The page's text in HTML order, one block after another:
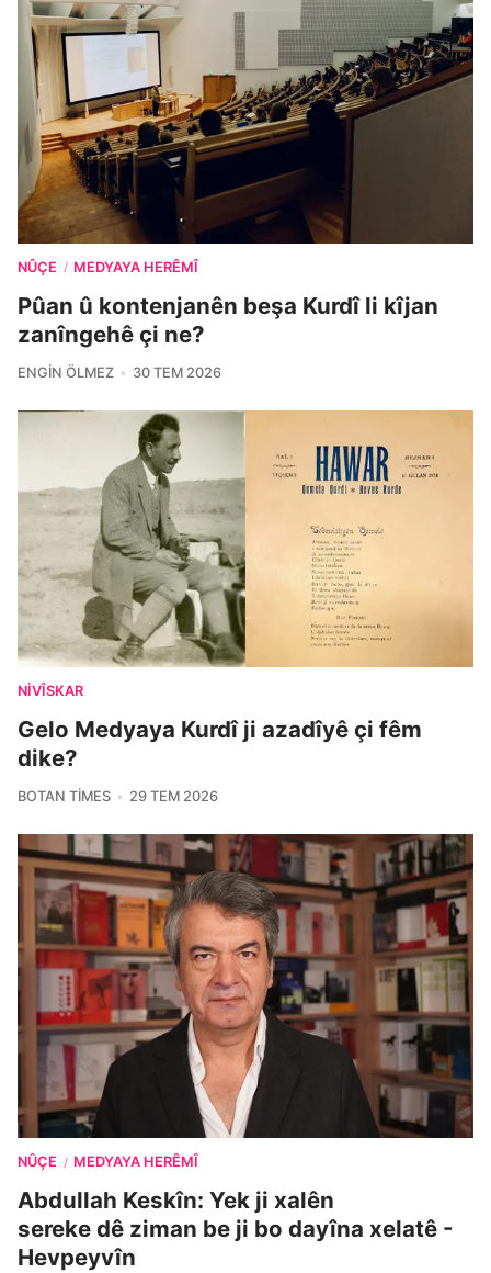
NÛÇE / MEDYAYA HERÊMÎ
Pûan û kontenjanên beşa Kurdî li kîjan
zanîngehê çi ne?
ENGIN ÖLMEZ 30 TEM 2026
NIVÎSKAR
Gelo Medyaya Kurdî ji azadîyê çi fêm
dike?
BOTAN TIMES 29 TEM 2026
NÛÇE / MEDYAYA HERÊMÎ
Abdullah Keskîn: Yek ji xalên
sereke dê ziman be ji bo dayîna xelatê -
Hevpeyvîn